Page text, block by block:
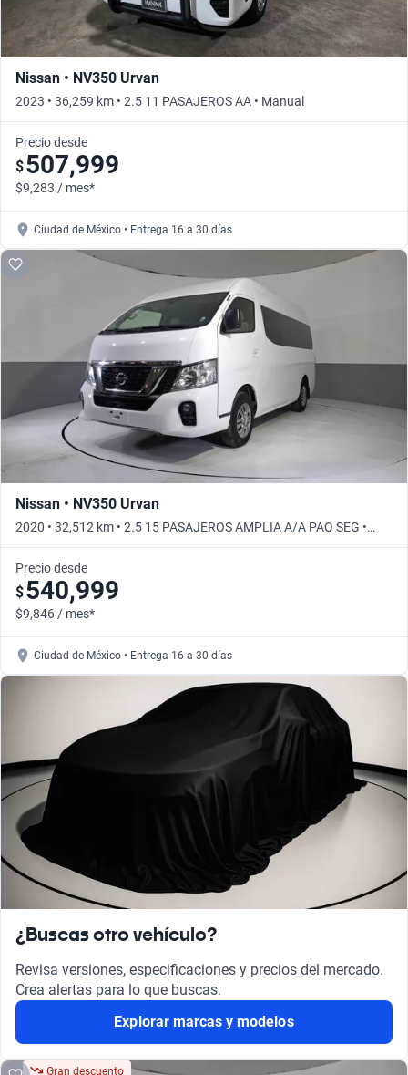
Nissan • NV350 Urvan
2023 • 36,259 km • 2.5 11 PASAJEROS AA • Manual
Precio desde
$507,999
$9,283 / mes*
Ciudad de México • Entrega 16 a 30 días
Nissan • NV350 Urvan
2020 • 32,512 km • 2.5 15 PASAJEROS AMPLIA A/A PAQ SEG •
Manual
Precio desde
$540,999
$9,846 / mes*
Ciudad de México • Entrega 16 a 30 días
¿Buscas otro vehículo?
Revisa versiones, especificaciones y precios del mercado.
Crea alertas para lo que buscas.
Explorar marcas y modelos
Gran descuento